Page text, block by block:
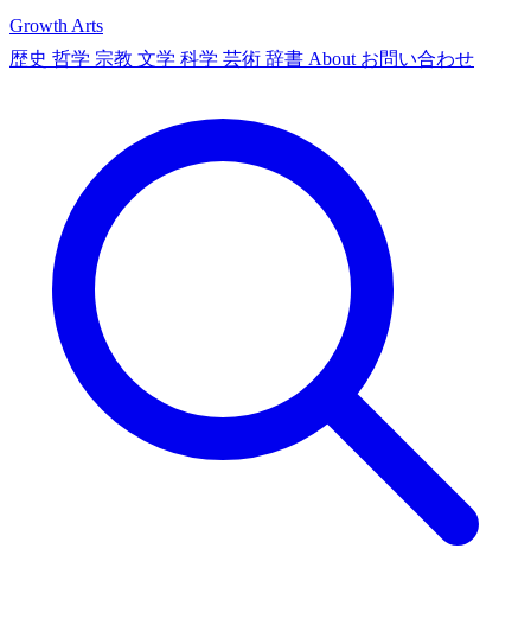
Growth Arts
歴史 哲学 宗教 文学 科学 芸術 辞書 About お問い合わせ